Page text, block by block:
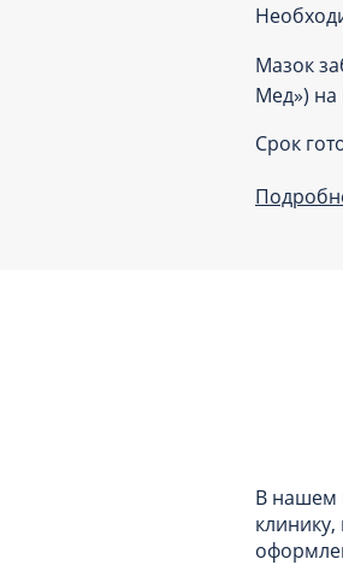
Мазок
Мед») на
Срок
В нашем